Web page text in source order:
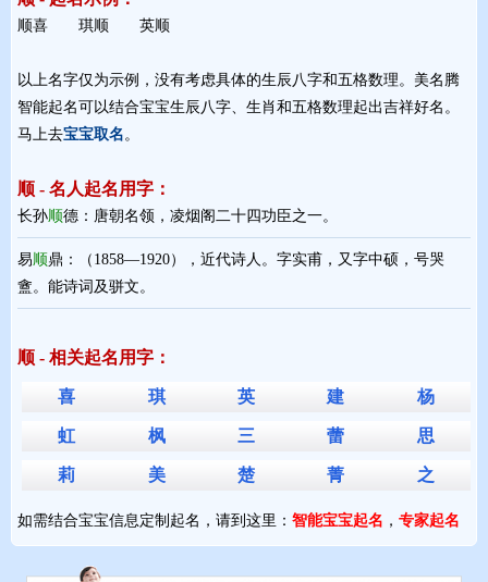
顺喜 琪顺 英顺
以上名字仅为示例，没有考虑具体的生辰八字和五格数理。美名腾
智能起名可以结合宝宝生辰八字、生肖和五格数理起出吉祥好名。
马上去宝宝取名。
顺 - 名人起名用字：
长孙顺德：唐朝名领，凌烟阁二十四功臣之一。
易顺鼎：（1858—1920），近代诗人。字实甫，又字中硕，号哭
盦。能诗词及骈文。
顺 - 相关起名用字：
喜 琪 英 建 杨
虹 枫 三 蕾 思
莉 美 楚 菁 之
如需结合宝宝信息定制起名，请到这里： 智能宝宝起名 ， 专家起名